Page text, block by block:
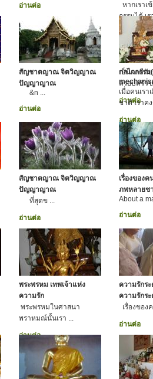
อ่านต่อ
หากเราเ
กรรมได้ เ
บริหารกรร
ขณะเดีย
ของเราให้
ยถากรรม
เป็นผลดีกั
ครอบครัวข
อ่านต่อ
สัญชาตญาณ จิตวิญญาณ
ปัญญาญาณ
&n ...
อ่านต่อ
กลไกกรร
เมื่อคนเร
ชาติ เราค
อ่านต่อ
สัญชาตญาณ จิตวิญญาณ
ปัญญาญาณ
ที่สุดข ...
อ่านต่อ
เรื่องของ
ภพหลายช
About a
อ่านต่อ
พระพรหม เทพเจ้าแห่ง
ความรัก
พระพรหมในศาสนา
พราหมณ์นั้นเรา ...
อ่านต่อ
ความรักร
ความรักร
เรื่องของ
อ่านต่อ